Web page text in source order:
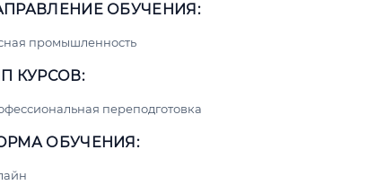
ОБУЧЕНИЯ:
промышленность
КУРСОВ:
переподготовка
ОБУЧЕНИЯ: